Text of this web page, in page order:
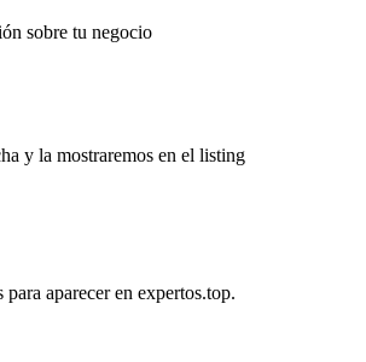
sobre tu negocio
y la mostraremos en el listing
aparecer en expertos.top.